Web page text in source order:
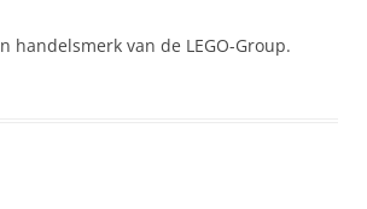
handelsmerk van de LEGO-Group.